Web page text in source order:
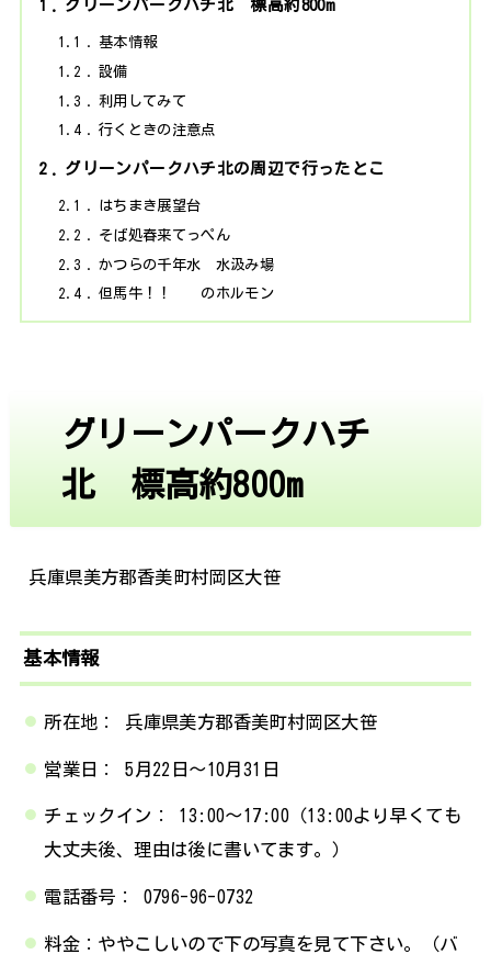
1 グリーンパークハチ北 標高約800m
1.1
基本情報
1.2
設備
1.3
利用してみて
1.4
行くときの注意点
2 グリーンパークハチ北の周辺で行ったとこ
2.1
はちまき展望台
2.2
そば処春来てっぺん
2.3
かつらの千年水 水汲み場
2.4
但馬牛！！ のホルモン
グリーンパークハチ
北 標高約800m
兵庫県美方郡香美町村岡区大笹
基本情報
所在地： 兵庫県美方郡香美町村岡区大笹
営業日： 5月22日〜10月31日
チェックイン： 13:00〜17:00（13:00より早くても
大丈夫後、理由は後に書いてます。）
電話番号： 0796-96-0732
料金：ややこしいので下の写真を見て下さい。（バ